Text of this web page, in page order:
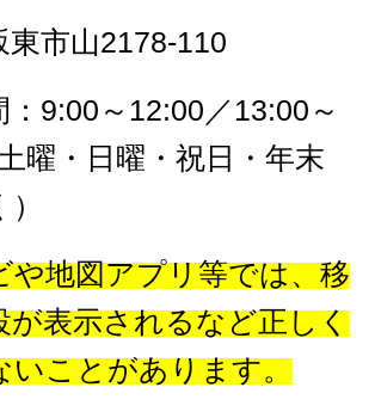
市山2178-110
9:00～12:00／13:00～
曜・日曜・祝日・年末
地図アプリ等では、移
が表示されるなど正しく
いことがあります。